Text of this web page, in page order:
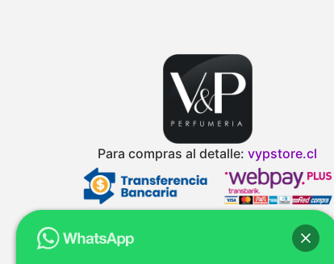
Para compras al detalle:vypstore.cl